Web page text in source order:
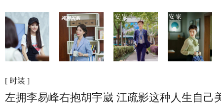
[ 时装 ]
左拥李易峰右抱胡宇崴 江疏影这种人生自己